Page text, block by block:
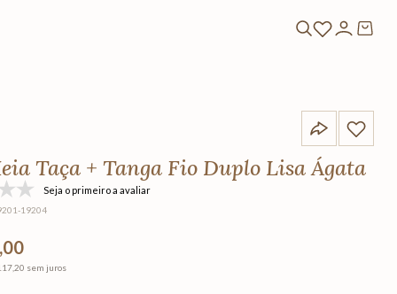
Taça + Tanga Fio Duplo Lisa Ágata
Seja o primeiro a avaliar
19204
sem juros